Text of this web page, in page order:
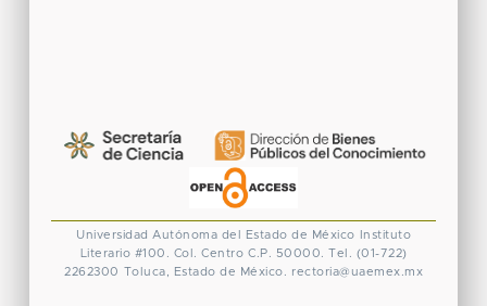
Universidad Autónoma del Estado de México
Instituto
Literario #100. Col. Centro C.P. 50000. Tel. (01-722)
2262300 Toluca, Estado de México. rectoria@uaemex.mx